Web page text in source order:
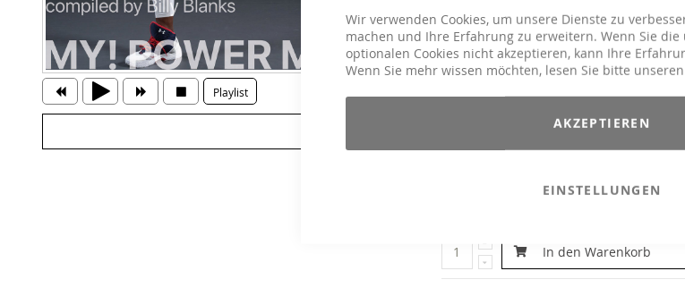
Wir verwenden Cookies, um unsere Dienste zu
machen und Ihre Erfahrung zu erweitern. Wenn Sie
optionalen Cookies nicht akzeptieren, kann Ihre
Wenn Sie mehr wissen möchten, lesen Sie bitte unseren
AKZEPTIEREN
EINSTELLUNGEN
19,90 €
Inkl. 19% MwSt.
Unser erster Release mit Billy Blanks hat
110% Energie, Motivation und Präsenz.
durch deine Systeme. Nutze die Kraft
powervollen RnB und HopHop Tunes,
E-Mail an einen Freund
In den Warenkorb
Playlist